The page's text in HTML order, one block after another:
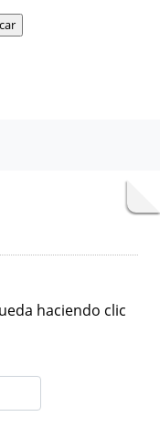
haciendo clic